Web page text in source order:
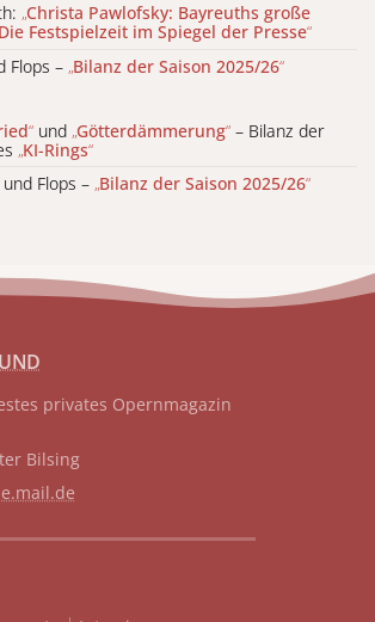
„Christa Pawlofsky: Bayreuths große
Festspielzeit im Spiegel der Presse“
Flops – „Bilanz der Saison 2025/26“
“ und „Götterdämmerung“ – Bilanz der
„KI-Rings“
Flops – „Bilanz der Saison 2025/26“
privates Opernmagazin
Bilsing